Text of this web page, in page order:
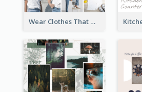
Wear Clothes That Matter Mood Board